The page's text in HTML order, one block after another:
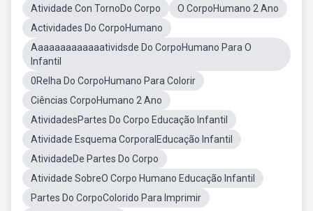
Atividade Con TornoDo Corpo
O CorpoHumano 2 Ano
Actividades Do CorpoHumano
Aaaaaaaaaaaaatividsde Do CorpoHumano Para O
Infantil
0Relha Do CorpoHumano Para Colorir
Ciências CorpoHumano 2 Ano
AtividadesPartes Do Corpo Educação Infantil
Atividade Esquema CorporalEducação Infantil
AtividadeDe Partes Do Corpo
Atividade SobreO Corpo Humano Educação Infantil
Partes Do CorpoColorido Para Imprimir